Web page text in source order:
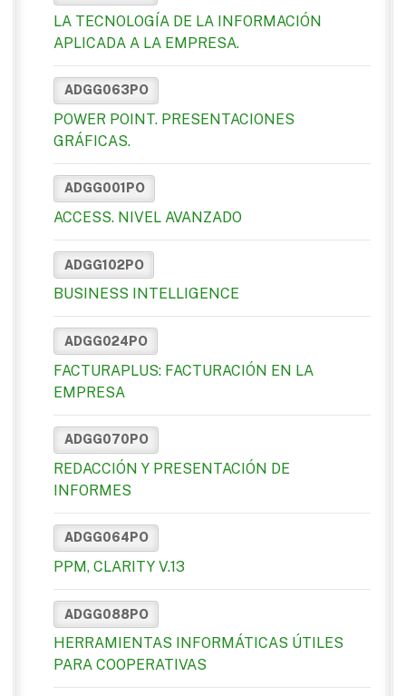
LA TECNOLOGÍA DE LA INFORMACIÓN
APLICADA A LA EMPRESA.
ADGG063PO
POWER POINT. PRESENTACIONES
GRÁFICAS.
ADGG001PO
ACCESS. NIVEL AVANZADO
ADGG102PO
BUSINESS INTELLIGENCE
ADGG024PO
FACTURAPLUS: FACTURACIÓN EN LA
EMPRESA
ADGG070PO
REDACCIÓN Y PRESENTACIÓN DE
INFORMES
ADGG064PO
PPM, CLARITY V.13
ADGG088PO
HERRAMIENTAS INFORMÁTICAS ÚTILES
PARA COOPERATIVAS